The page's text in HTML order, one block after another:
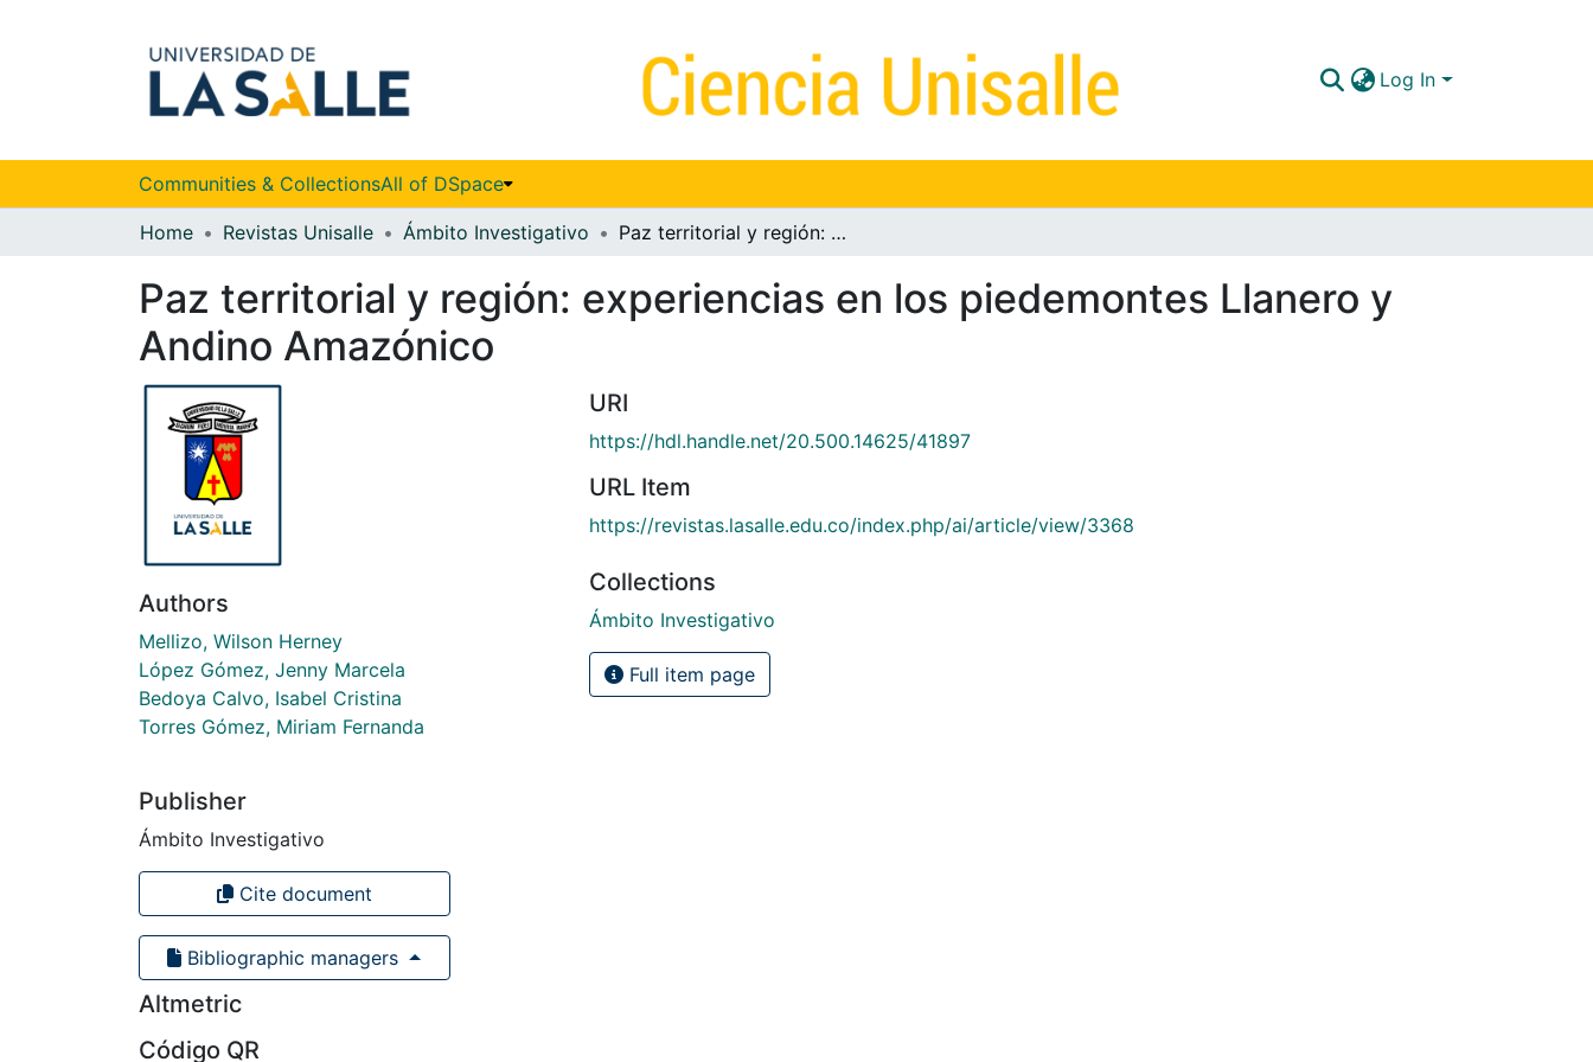
Log In
Communities & CollectionsAll of DSpace
Home Revistas Unisalle Ámbito Investigativo Paz territorial y región: experiencias en los piedemontes Llanero y Andino Amazónico
Paz territorial y región: experiencias en los piedemontes Llanero y
Andino Amazónico
Authors
Mellizo, Wilson Herney
López Gómez, Jenny Marcela
Bedoya Calvo, Isabel Cristina
Torres Gómez, Miriam Fernanda
Publisher
Ámbito Investigativo
Cite document
Bibliographic managers
Altmetric
Código QR
URI
https://hdl.handle.net/20.500.14625/41897
URL Item
https://revistas.lasalle.edu.co/index.php/ai/article/view/3368
Collections
Ámbito Investigativo
Full item page